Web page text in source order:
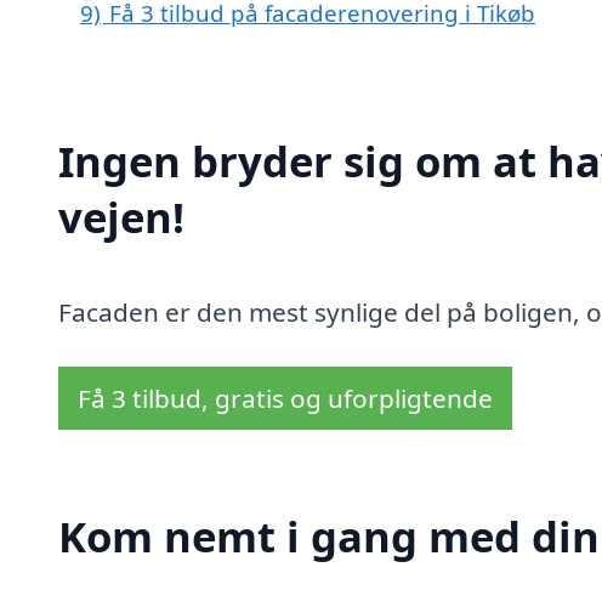
9) Få 3 tilbud på facaderenovering i Tikøb
Ingen bryder sig om at
vejen!
Facaden er den mest synlige del på
Få 3 tilbud, gratis og uforpligtende
Kom nemt i gang med